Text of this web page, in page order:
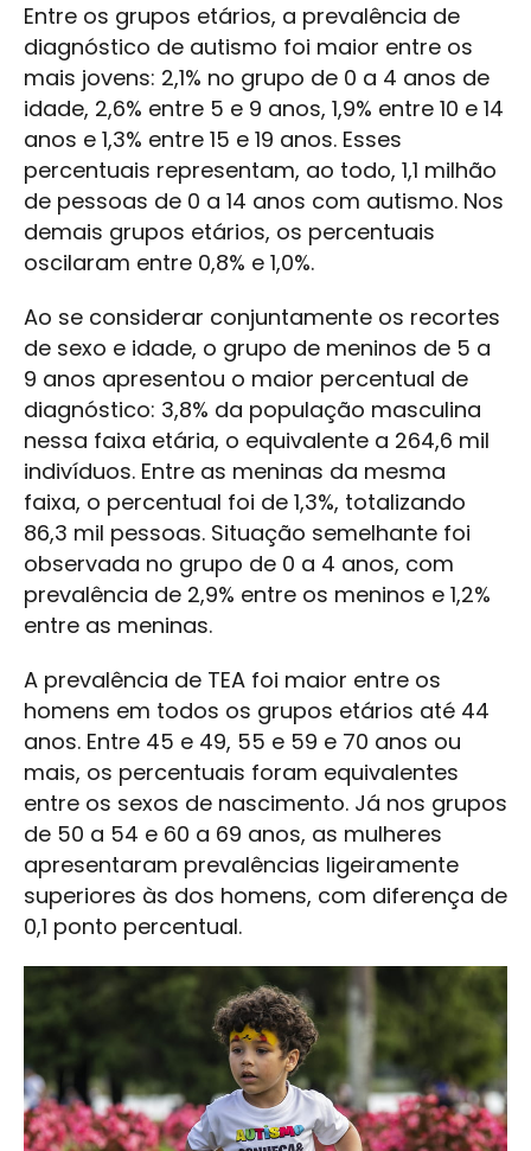
Entre os grupos etários, a prevalência de
diagnóstico de autismo foi maior entre os
mais jovens: 2,1% no grupo de 0 a 4 anos de
idade, 2,6% entre 5 e 9 anos, 1,9% entre 10 e 14
anos e 1,3% entre 15 e 19 anos. Esses
percentuais representam, ao todo, 1,1 milhão
de pessoas de 0 a 14 anos com autismo. Nos
demais grupos etários, os percentuais
oscilaram entre 0,8% e 1,0%.
Ao se considerar conjuntamente os recortes
de sexo e idade, o grupo de meninos de 5 a
9 anos apresentou o maior percentual de
diagnóstico: 3,8% da população masculina
nessa faixa etária, o equivalente a 264,6 mil
indivíduos. Entre as meninas da mesma
faixa, o percentual foi de 1,3%, totalizando
86,3 mil pessoas. Situação semelhante foi
observada no grupo de 0 a 4 anos, com
prevalência de 2,9% entre os meninos e 1,2%
entre as meninas.
A prevalência de TEA foi maior entre os
homens em todos os grupos etários até 44
anos. Entre 45 e 49, 55 e 59 e 70 anos ou
mais, os percentuais foram equivalentes
entre os sexos de nascimento. Já nos grupos
de 50 a 54 e 60 a 69 anos, as mulheres
apresentaram prevalências ligeiramente
superiores às dos homens, com diferença de
0,1 ponto percentual.